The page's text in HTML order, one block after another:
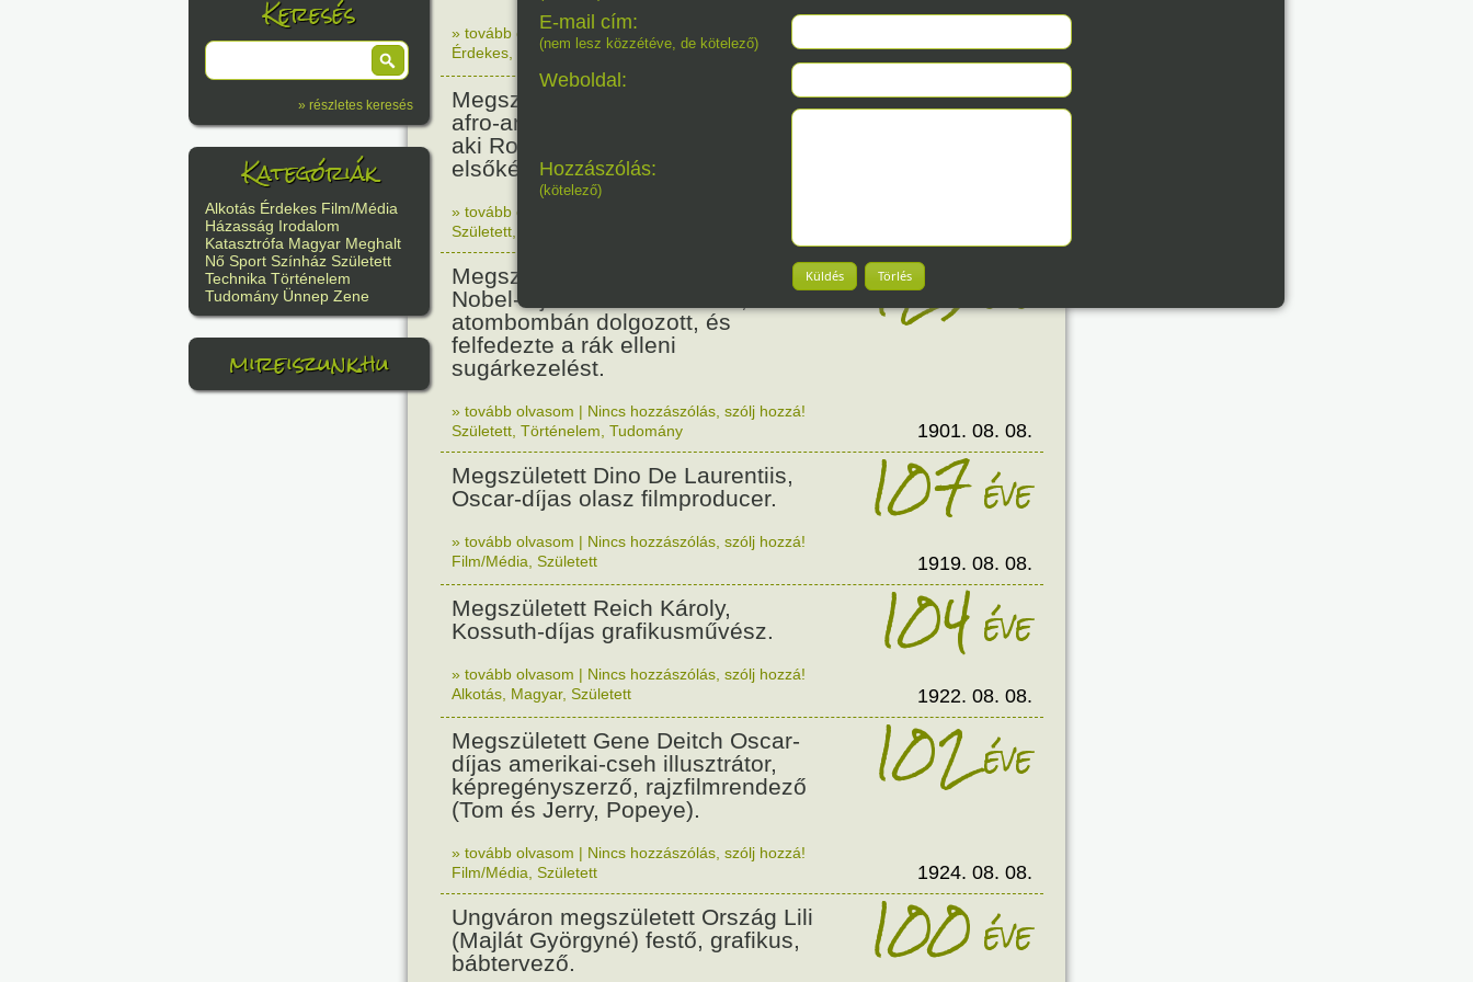
Keresés
» részletes keresés
Kategóriák
Alkotás Érdekes Film/Média
Házasság Irodalom
Katasztrófa Magyar Meghalt
Nő Sport Színház Született
Technika Történelem
Tudomány Ünnep Zene
mireiszunk.hu
» tovább olvasom|Nincs hozzászólás, szólj hozzá!
Érdekes
Magyar 1840. 08. 08.
Megszületett Matthew A. Henson
afro-amerikai származású segítő,
aki Robert Peary felfedezővel
elsőként járt az Északi-sarkon.
160éve
» tovább olvasom
Született
Megszületett Ernest Lawrence,
Nobel-díjas amerikai fizikus, aki az
atombombán dolgozott, és
felfedezte a rák elleni
sugárkezelést.
125éve
» tovább olvasom | Nincs hozzászólás, szólj hozzá!
Született Történelem Tudomány 1901. 08. 08.
Megszületett Dino De Laurentiis,
Oscar-díjas olasz filmproducer.
107éve
» tovább olvasom | Nincs hozzászólás, szólj hozzá!
Film/Média Született 1919. 08. 08.
Megszületett Reich Károly,
Kossuth-díjas grafikusművész.
104éve
» tovább olvasom | Nincs hozzászólás, szólj hozzá!
Alkotás Magyar, Született 1922. 08. 08.
Megszületett Gene Deitch Oscar-
díjas amerikai-cseh illusztrátor,
képregényszerző, rajzfilmrendező
(Tom és Jerry, Popeye).
102éve
» tovább olvasom | Nincs hozzászólás, szólj hozzá!
Film/Média Született 1924. 08. 08.
Ungváron megszületett Ország Lili
(Majlát Györgyné) festő, grafikus,
bábtervező.
100éve
E-mail cím:
(nem lesz közzétéve, de kötelező)
Weboldal:
Hozzászólás:
(kötelező)
Küldés Törlés